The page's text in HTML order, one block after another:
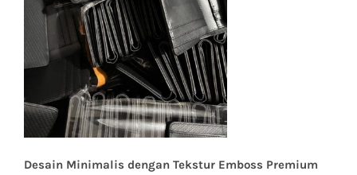
Desain Minimalis dengan Tekstur Emboss Premium